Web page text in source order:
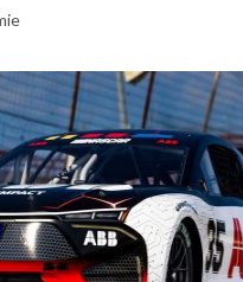
GE Profile Opal Ultra
2.0 : Un Producteur
de Glace Inutile
mais Irrésistible
Certains gadgets pour la
maison intelligente peuvent